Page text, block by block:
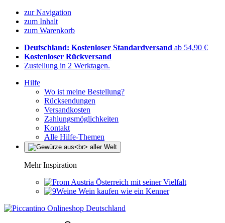
zur Navigation
zum Inhalt
zum Warenkorb
Deutschland: Kostenloser Standardversand ab 54,90 €
Kostenloser Rückversand
Zustellung in 2 Werktagen.
Hilfe
Wo ist meine Bestellung?
Rücksendungen
Versandkosten
Zahlungsmöglichkeiten
Kontakt
Alle Hilfe-Themen
Mehr Inspiration
Österreich mit seiner Vielfalt
Wein kaufen wie ein Kenner